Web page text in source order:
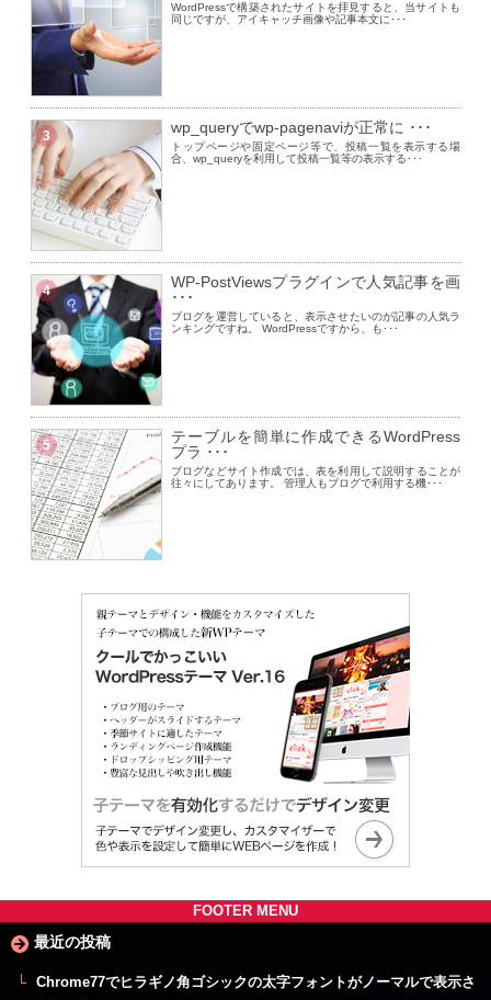
WordPressで構築されたサイトを拝見すると、当サイトも
同じですが、アイキャッチ画像や記事本文に･･･
3 wp_queryでwp-pagenaviが正常に ･･･
トップページや固定ページ等で、投稿一覧を表示する場
合、wp_queryを利用して投稿一覧等の表示する･･･
4
WP-PostViewsプラグインで人気記事を画
･･･
ブログを運営していると、表示させたいのが記事の人気ラ
ンキングですね。 WordPressですから、も･･･
5
テーブルを簡単に作成できるWordPress
プラ ･･･
ブログなどサイト作成では、表を利用して説明することが
往々にしてあります。 管理人もブログで利用する機･･･
FOOTER MENU
最近の投稿
Chrome77でヒラギノ角ゴシックの太字フォントがノーマルで表示さ